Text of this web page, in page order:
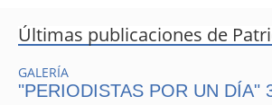
Últimas publicaciones de
GALERÍA
"PERIODISTAS POR UN DÍA"